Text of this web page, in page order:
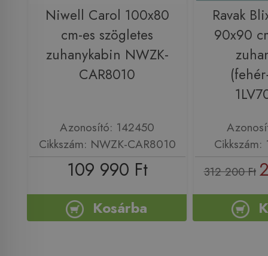
Niwell Carol 100x80
cm-es szögletes
zuhanykabin NWZK-
CAR8010
Azonosító: 142450
Cikkszám: NWZK-CAR8010
109 990 Ft
Kosárba
Ravak
90x90
312 200 Ft